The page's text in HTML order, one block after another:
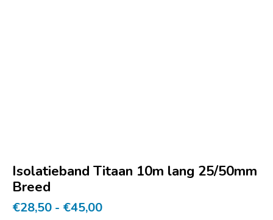
Isolatieband Titaan 10m lang 25/50mm
Breed
€28,50 - €45,00Prijsklasse: